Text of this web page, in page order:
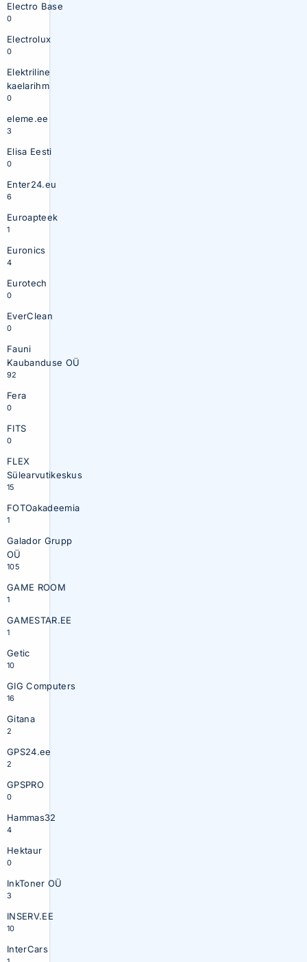
Electro Base
0
Electrolux
0
Elektriline
kaelarihm
0
eleme.ee
3
Elisa Eesti
0
Enter24.eu
6
Euroapteek
1
Euronics
4
Eurotech
0
EverClean
0
Fauni
Kaubanduse OÜ
92
Fera
0
FITS
0
FLEX
Sülearvutikeskus
15
FOTOakadeemia
1
Galador Grupp
OÜ
105
GAME ROOM
1
GAMESTAR.EE
1
Getic
10
GIG Computers
16
Gitana
2
GPS24.ee
2
GPSPRO
0
Hammas32
4
Hektaur
0
InkToner OÜ
3
INSERV.EE
10
InterCars